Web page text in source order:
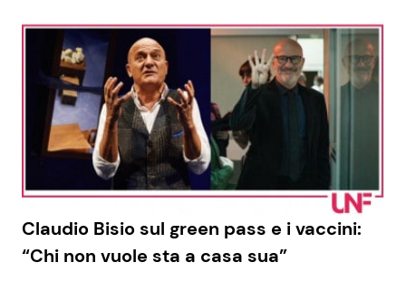
Claudio Bisio sul green pass e i vaccini:
“Chi non vuole sta a casa sua”